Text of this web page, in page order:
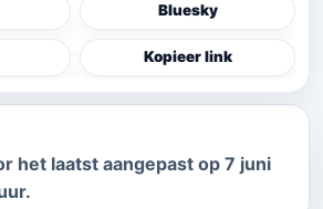
Bluesky
Kopieer link
het laatst aangepast op 7 juni